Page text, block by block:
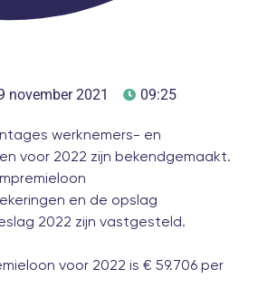
november 2021 09:25
werknemers- en
voor 2022 zijn bekendgemaakt.
en de opslag
2022 zijn vastgesteld.
voor 2022 is € 59.706 per